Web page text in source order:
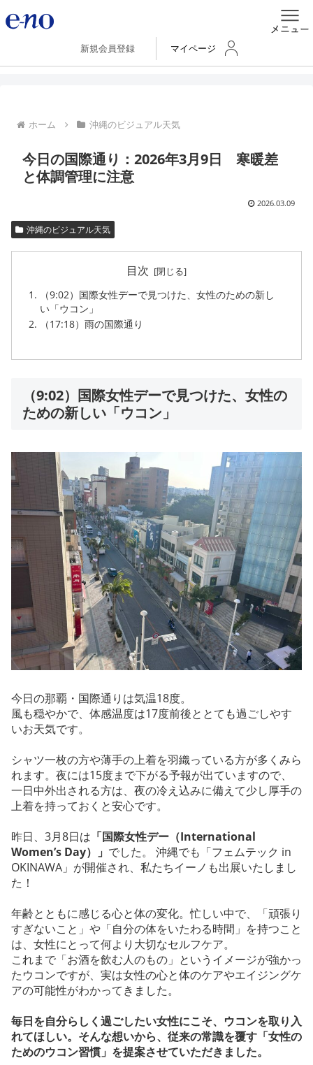
新規会員登録 マイページ
ホーム 沖縄のビジュアル天気
今日の国際通り：2026年3月9日 寒暖差
と体調管理に注意
2026.03.09
沖縄のビジュアル天気
目次
（9:02）国際女性デーで見つけた、女性のための新し
い「ウコン」
（17:18）雨の国際通り
（9:02）国際女性デーで見つけた、女性の
ための新しい「ウコン」
今日の那覇・国際通りは気温18度。
風も穏やかで、体感温度は17度前後ととても過ごしやす
いお天気です。
シャツ一枚の方や薄手の上着を羽織っている方が多くみら
れます。夜には15度まで下がる予報が出ていますので、
一日中外出される方は、夜の冷え込みに備えて少し厚手の
上着を持っておくと安心です。
昨日、3月8日は 「国際女性デー（International
Women’s Day）」 でした。 沖縄でも「フェムテック in
OKINAWA」が開催され、私たちイーノも出展いたしまし
た！
年齢とともに感じる心と体の変化。忙しい中で、「頑張り
すぎないこと」や「自分の体をいたわる時間」を持つこと
は、女性にとって何より大切なセルフケア。
これまで「お酒を飲む人のもの」というイメージが強かっ
たウコンですが、実は女性の心と体のケアやエイジングケ
アの可能性がわかってきました。
毎日を自分らしく過ごしたい女性にこそ、ウコンを取り入
れてほしい。そんな想いから、従来の常識を覆す「女性の
ためのウコン習慣」を提案させていただきました。